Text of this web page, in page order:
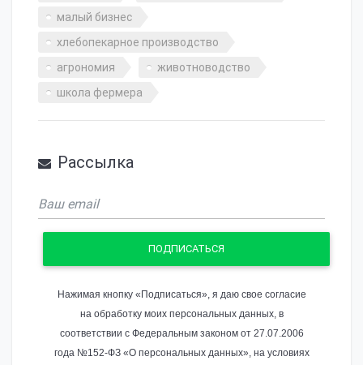
малый бизнес
хлебопекарное производство
агрономия
животноводство
школа фермера
Рассылка
ПОДПИСАТЬСЯ
Нажимая кнопку «Подписаться», я даю свое согласие
на обработку моих персональных данных, в
соответствии с Федеральным законом от 27.07.2006
года №152-ФЗ «О персональных данных», на условиях